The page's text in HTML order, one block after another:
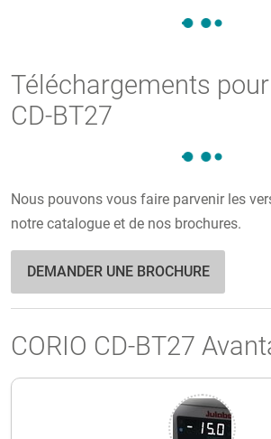
Téléchargements pour
CD-BT27
Nous pouvons vous faire parvenir les
notre catalogue et de nos brochures.
DEMANDER UNE BROCHURE
CORIO CD-BT27